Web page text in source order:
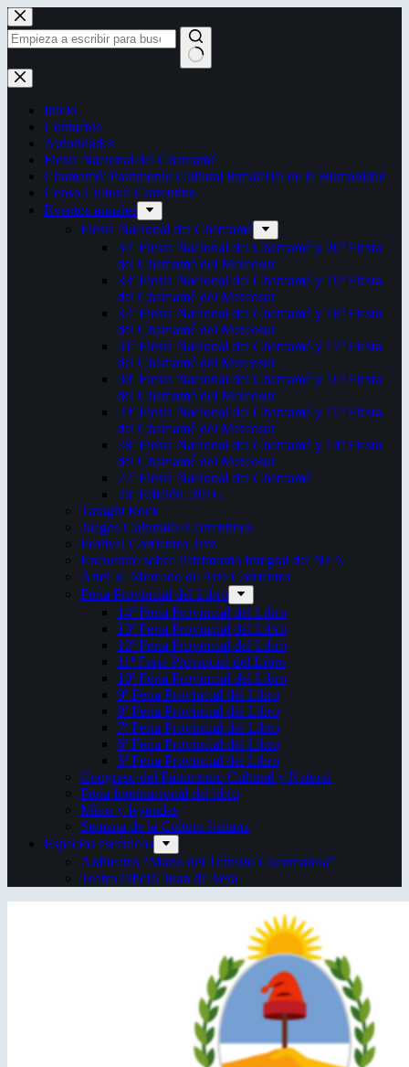
Saltar
al
contenido
Sin
resultados
Inicio
Contactos
Autoridades
Fiesta Nacional del Chamamé
Chamamé: Patrimonio Cultural Inmaterial de la Humanidad
Censo Cultural Correntino
Eventos anuales
Fiesta Nacional del Chamamé
34ª Fiesta Nacional del Chamamé y 20ª Fiesta
del Chamamé del Mercosur
33ª Fiesta Nacional del Chamamé y 19ª Fiesta
del Chamamé del Mercosur
32ª Fiesta Nacional del Chamamé y 18ª Fiesta
del Chamamé del Mercosur
31ª Fiesta Nacional del Chamamé y 17ª Fiesta
del Chamamé del Mercosur
30ª Fiesta Nacional del Chamamé y 16ª Fiesta
del Chamamé del Mercosur
29ª Fiesta Nacional del Chamamé y 15ª Fiesta
del Chamamé del Mercosur
28ª Fiesta Nacional del Chamamé y 14ª Fiesta
del Chamamé del Mercosur
27ª Fiesta Nacional del Chamamé
26ª Edición. 2016.
Taragüi Rock
Juegos Culturales Correntinos
Festival Corrientes Jazz
Encuentro sobre Patrimonio Integral del NEA
ArteCo. Mercado de Arte Corrientes
Feria Provincial del Libro
14ª Feria Provincial del Libro
13ª Feria Provincial del Libro
12ª Feria Provincial del Libro
11ª Feria Provincial del Libro
10ª Feria Provincial del Libro
9ª Feria Provincial del Libro
8ª Feria Provincial del Libro
7ª Feria Provincial del Libro
6ª Feria Provincial del Libro
5ª Feria Provincial del Libro
Congreso del Patrimonio Cultural y Natural
Feria Internacional del libro
Mitos y leyendas
Semana de la Cultura Italiana
Espacios escénicos
Anfiteatro “Mario del Tránsito Cocomarola”
Teatro Oficial Juan de Vera